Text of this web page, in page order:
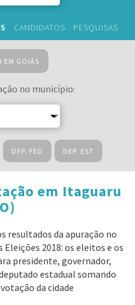
CANDIDATOS PESQUISAS
EM GOIÁS
no município:
DEP. FED DEP. EST
em Itaguaru
resultados da apuração no
2018: os eleitos e os
presidente, governador,
estadual somando
da cidade